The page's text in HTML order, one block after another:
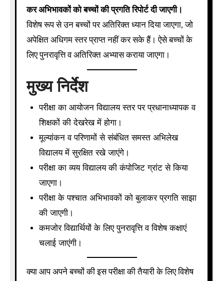
कर अभिभावकों को बच्चों की प्रगति रिपोर्ट दी जाएगी।
विशेष रूप से उन बच्चों पर अतिरिक्त ध्यान दिया जाएगा, जो
अपेक्षित अधिगम स्तर प्राप्त नहीं कर सके हैं। ऐसे बच्चों के
लिए पुनरावृत्ति व अतिरिक्त अभ्यास कराया जाएगा।
मुख्य निर्देश
परीक्षा का आयोजन विद्यालय स्तर पर प्रधानाध्यापक व
शिक्षकों की देखरेख में होगा।
मूल्यांकन व परिणामों से संबंधित समस्त अभिलेख
विद्यालय में सुरक्षित रखे जाएंगे।
परीक्षा का व्यय विद्यालय की कंपोजिट ग्रांट से किया
जाएगा।
परीक्षा के पश्चात अभिभावकों को बुलाकर प्रगति साझा
की जाएगी।
कमजोर विद्यार्थियों के लिए पुनरावृत्ति व विशेष कक्षाएं
चलाई जाएंगी।
क्या आप अपने बच्चों की इस परीक्षा की तैयारी के लिए विशेष